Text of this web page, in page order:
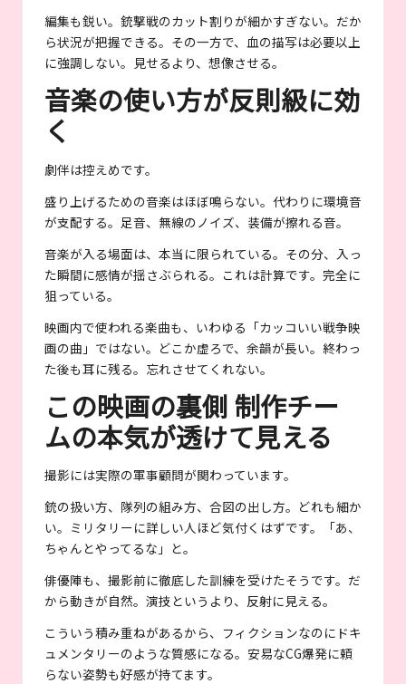
編集も鋭い。銃撃戦のカット割りが細かすぎない。だか
ら状況が把握できる。その一方で、血の描写は必要以上
に強調しない。見せるより、想像させる。
音楽の使い方が反則級に効
く
劇伴は控えめです。
盛り上げるための音楽はほぼ鳴らない。代わりに環境音
が支配する。足音、無線のノイズ、装備が擦れる音。
音楽が入る場面は、本当に限られている。その分、入っ
た瞬間に感情が揺さぶられる。これは計算です。完全に
狙っている。
映画内で使われる楽曲も、いわゆる「カッコいい戦争映
画の曲」ではない。どこか虚ろで、余韻が長い。終わっ
た後も耳に残る。忘れさせてくれない。
この映画の裏側 制作チー
ムの本気が透けて見える
撮影には実際の軍事顧問が関わっています。
銃の扱い方、隊列の組み方、合図の出し方。どれも細か
い。ミリタリーに詳しい人ほど気付くはずです。「あ、
ちゃんとやってるな」と。
俳優陣も、撮影前に徹底した訓練を受けたそうです。だ
から動きが自然。演技というより、反射に見える。
こういう積み重ねがあるから、フィクションなのにドキ
ュメンタリーのような質感になる。安易なCG爆発に頼
らない姿勢も好感が持てます。